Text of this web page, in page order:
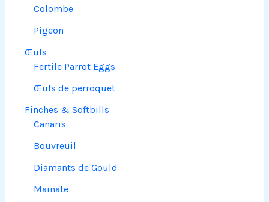
Colombe
Pigeon
Œufs
Fertile Parrot Eggs
Œufs de perroquet
Finches & Softbills
Canaris
Bouvreuil
Diamants de Gould
Mainate